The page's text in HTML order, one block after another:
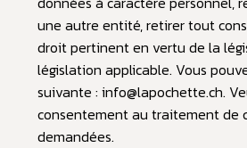
une autre entité, retirer tout
droit pertinent en vertu de la
législation applicable. Vous
suivante : info@lapochette.ch.
consentement au traitement de
demandées.